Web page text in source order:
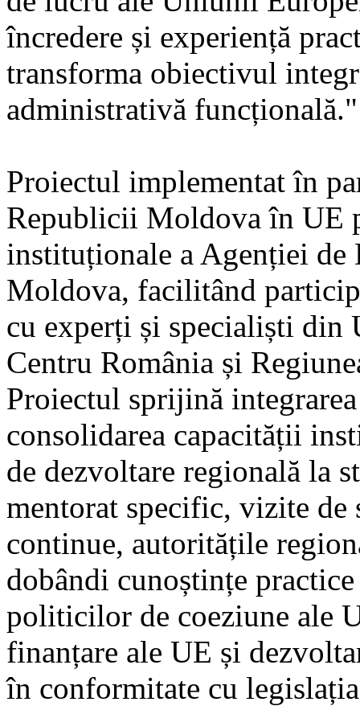
încredere și experiență
transforma obiectivul
administrativă funcțională."
Proiectul implementat în
Republicii Moldova în UE
instituționale a Agenției de
Moldova, facilitând
cu experți și specialiști din
Centru România și
Proiectul sprijină
consolidarea capacității
de dezvoltare regională la
mentorat specific, vizite
continue, autoritățile
dobândi cunoștințe
politicilor de coeziune ale
finanțare ale UE și
în conformitate cu